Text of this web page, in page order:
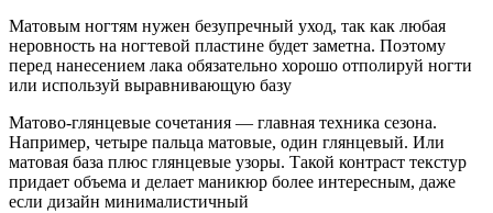
Матовым ногтям нужен безупречный уход, так как любая
неровность на ногтевой пластине будет заметна. Поэтому
перед нанесением лака обязательно хорошо отполируй ногти
или используй выравнивающую базу
Матово-глянцевые сочетания — главная техника сезона.
Например, четыре пальца матовые, один глянцевый. Или
матовая база плюс глянцевые узоры. Такой контраст текстур
придает объема и делает маникюр более интересным, даже
если дизайн минималистичный